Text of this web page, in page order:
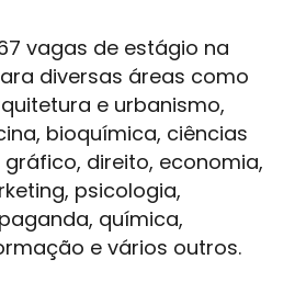
vagas de estágio na
diversas áreas como
e urbanismo,
bioquímica, ciências
direito, economia,
psicologia,
química,
e vários outros.